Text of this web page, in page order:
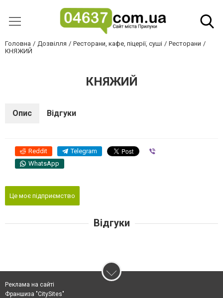
Головна Дозвілля Ресторани, кафе, піцерії, суші
Ресторани
КНЯЖИЙ
КНЯЖИЙ
Опис Відгуки
Reddit Telegram
WhatsApp
Це моє підприємство
Відгуки
Реклама на сайті
Франшиза "CitySites"